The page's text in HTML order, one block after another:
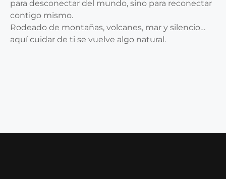
para desconectar del mundo, sino para reconectar
contigo mismo.
Rodeado de montañas, volcanes, mar y silencio…
aquí cuidar de ti se vuelve algo natural.